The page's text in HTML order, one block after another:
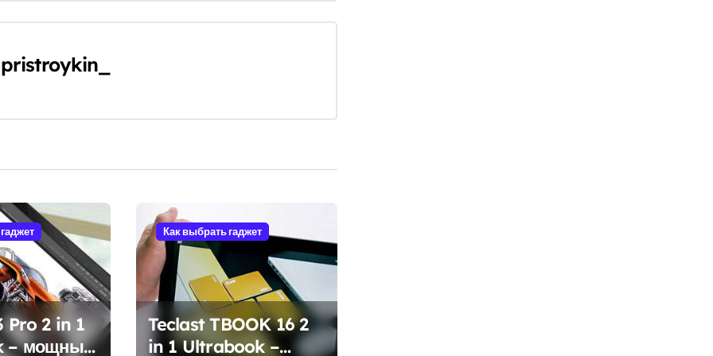
pristroykin_
Pro 2 in 1
– мощный
Как выбрать гаджет
Teclast TBOOK 16 2
in 1 Ultrabook –